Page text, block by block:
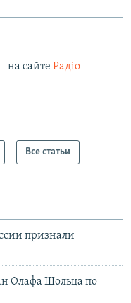
на сайте Радіо
Все статьи
признали
Олафа Шольца по